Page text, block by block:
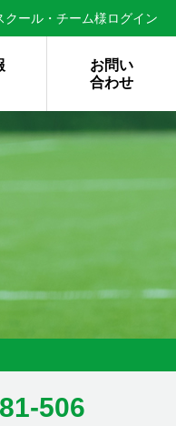
クール・チーム様ログイン
お問い
合わせ
506